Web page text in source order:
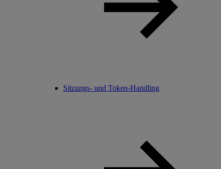
Sitzungs- und Token-Handling